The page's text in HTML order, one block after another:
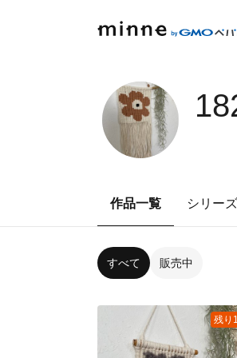
作品一覧 シリーズ
すべて 販売中
残り